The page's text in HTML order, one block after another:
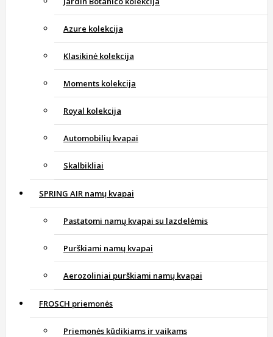
Azure kolekcija
Klasikinė kolekcija
Moments kolekcija
Royal kolekcija
Automobilių kvapai
Skalbikliai
SPRING AIR namų kvapai
Pastatomi namų kvapai su lazdelėmis
Purškiami namų kvapai
Aerozoliniai purškiami namų kvapai
FROSCH priemonės
Priemonės kūdikiams ir vaikams